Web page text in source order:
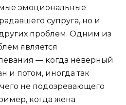
эмоциональные
супруга, но и
проблем. Одним из
является
— когда неверный
и потом, иногда так
не подозревающего
когда жена